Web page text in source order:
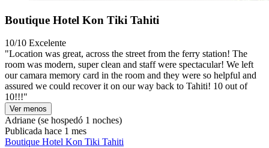
Boutique Hotel Kon Tiki Tahiti
10/10 Excelente
"Location was great, across the street from the ferry station! The
room was modern, super clean and staff were spectacular! We left
our camara memory card in the room and they were so helpful and
assured we could recover it on our way back to Tahiti! 10 out of
10!!!"
Ver menos
Adriane (se hospedó 1 noches)
Publicada hace 1 mes
Boutique Hotel Kon Tiki Tahiti